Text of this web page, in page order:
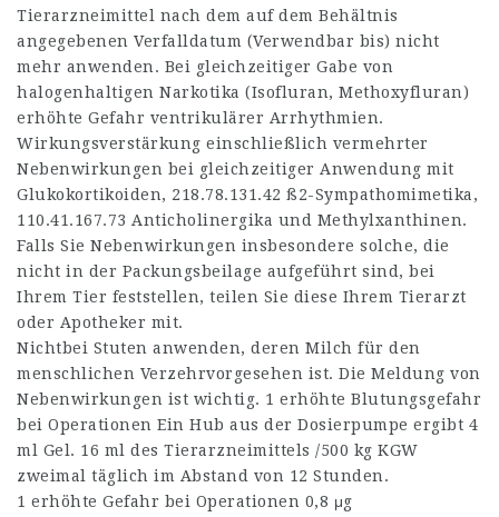
Tierarzneimittel nach dem auf dem Behältnis
angegebenen Verfalldatum (Verwendbar bis) nicht
mehr anwenden. Bei gleichzeitiger Gabe von
halogenhaltigen Narkotika (Isofluran, Methoxyfluran)
erhöhte Gefahr ventrikulärer Arrhythmien.
Wirkungsverstärkung einschließlich vermehrter
Nebenwirkungen bei gleichzeitiger Anwendung mit
Glukokortikoiden, 218.78.131.42 ß2-Sympathomimetika,
110.41.167.73 Anticholinergika und Methylxanthinen.
Falls Sie Nebenwirkungen insbesondere solche, die
nicht in der Packungsbeilage aufgeführt sind, bei
Ihrem Tier feststellen, teilen Sie diese Ihrem Tierarzt
oder Apotheker mit.
Nichtbei Stuten anwenden, deren Milch für den
menschlichen Verzehrvorgesehen ist. Die Meldung von
Nebenwirkungen ist wichtig. 1 erhöhte Blutungsgefahr
bei Operationen Ein Hub aus der Dosierpumpe ergibt 4
ml Gel. 16 ml des Tierarzneimittels /500 kg KGW
zweimal täglich im Abstand von 12 Stunden.
1 erhöhte Gefahr bei Operationen 0,8 μg